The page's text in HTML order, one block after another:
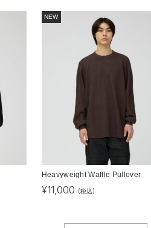
NEW
Heavyweight Waffle Pullover
¥11,000 (税込)